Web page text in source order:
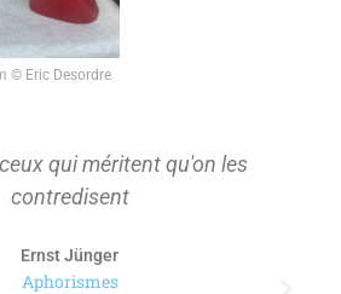
© Eric Desordre
qui méritent qu'on les
contredisent
Ernst Jünger
Aphorismes